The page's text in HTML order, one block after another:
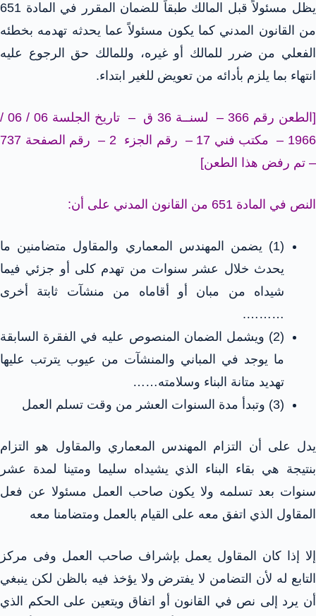
يظل مسئولاً قبل المالك طبقاً للضمان المقرر في المادة 651
من القانون المدني كما يكون مسئولاً عما يحدثه تهدمه بخطئه
الفعلي من ضرر للمالك أو غيره، وللمالك حق الرجوع عليه
انتهاء بما يلزم بأدائه من تعويض للغير ابتداء.
[الطعن رقم 366 – لسنــة 36 ق – تاريخ الجلسة 06 / 06 /
1966 – مكتب فني 17 – رقم الجزء 2 – رقم الصفحة 737
– تم رفض هذا الطعن]
النص في المادة 651 من القانون المدني على أن:
(1) يضمن المهندس المعماري والمقاول متضامنين ما
يحدث خلال عشر سنوات من تهدم كلى أو جزئي فيما
شيداه من مبان أو أقاماه من منشآت ثابتة أخرى
……….
(2) ويشمل الضمان المنصوص عليه في الفقرة السابقة
ما يوجد في المباني والمنشآت من عيوب يترتب عليها
تهديد متانة البناء وسلامته……
(3) وتبدأ مدة السنوات العشر من وقت تسلم العمل
يدل على أن التزام المهندس المعماري والمقاول هو التزام
بنتيجة هي بقاء البناء الذي يشيداه سليما ومتينا لمدة عشر
سنوات بعد تسلمه ولا يكون صاحب العمل مسئولا عن فعل
المقاول الذي اتفق معه على القيام بالعمل ومتضامنا معه
إلا إذا كان المقاول يعمل بإشراف صاحب العمل وفى مركز
التابع له لأن التضامن لا يفترض ولا يؤخذ فيه بالظن لكن ينبغي
أن يرد إلى نص في القانون أو اتفاق ويتعين على الحكم الذي